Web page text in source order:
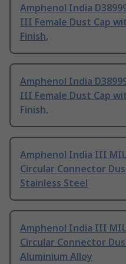
Amphenol India
III Female Dust Cap
Finish,
Amphenol India
III Female Dust Cap
Finish,
Amphenol India III
Circular Connector
Stainless Steel
Amphenol India III
Circular Connector
Aluminium Alloy